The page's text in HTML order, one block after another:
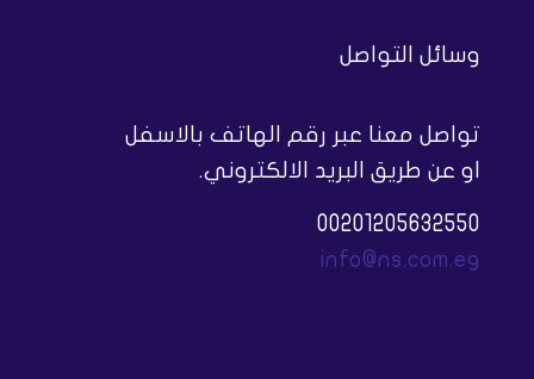
وسائل التواصل
تواصل معنا عبر رقم الهاتف بالاسفل
او عن طريق البريد الالكتروني.
00201205632550
info@ns.com.eg